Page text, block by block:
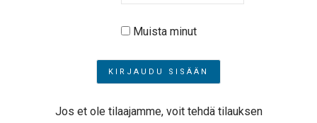
Muista minut
Jos et ole tilaajamme, voit tehdä tilauksen